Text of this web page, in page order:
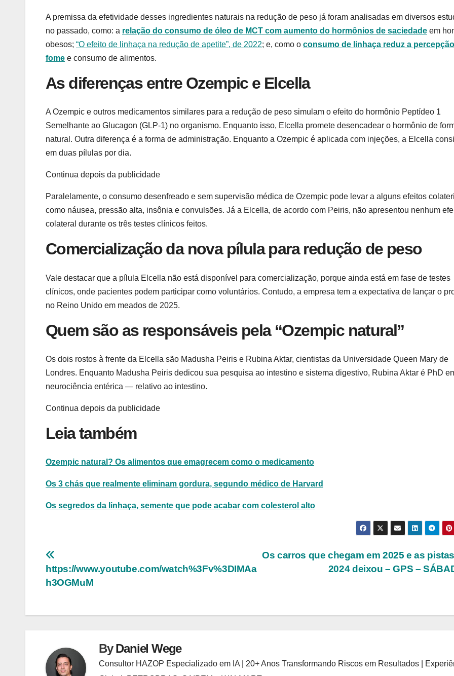
A premissa da efetividade desses ingredientes naturais na redução de peso já foram analisadas em diversos
no passado, como: a relação do consumo de óleo de MCT com aumento do hormônios de saciedade em
obesos; “O efeito de linhaça na redução de apetite”, de 2022; e, como o consumo de linhaça reduz a
fome e consumo de alimentos.
As diferenças entre Ozempic e Elcella
A Ozempic e outros medicamentos similares para a redução de peso simulam o efeito do hormônio Peptídeo 1
Semelhante ao Glucagon (GLP-1) no organismo. Enquanto isso, Elcella promete desencadear o hormônio de
natural. Outra diferença é a forma de administração. Enquanto a Ozempic é aplicada com injeções, a Elcella
em duas pílulas por dia.
Continua depois da publicidade
Paralelamente, o consumo desenfreado e sem supervisão médica de Ozempic pode levar a alguns efeitos
como náusea, pressão alta, insônia e convulsões. Já a Elcella, de acordo com Peiris, não apresentou nenhum
colateral durante os três testes clínicos feitos.
Comercialização da nova pílula para redução de peso
Vale destacar que a pílula Elcella não está disponível para comercialização, porque ainda está em fase de testes
clínicos, onde pacientes podem participar como voluntários. Contudo, a empresa tem a expectativa de lançar o
no Reino Unido em meados de 2025.
Quem são as responsáveis pela “Ozempic natural”
Os dois rostos à frente da Elcella são Madusha Peiris e Rubina Aktar, cientistas da Universidade Queen Mary de
Londres. Enquanto Madusha Peiris dedicou sua pesquisa ao intestino e sistema digestivo, Rubina Aktar é PhD
neurociência entérica — relativo ao intestino.
Continua depois da publicidade
Leia também
Ozempic natural? Os alimentos que emagrecem como o medicamento
Os 3 chás que realmente eliminam gordura, segundo médico de Harvard
Os segredos da linhaça, semente que pode acabar com colesterol alto
Navegação
de
Os carros que chegam em 2025 e as
2024 deixou – GPS –
https://www.youtube.com/watch%3Fv%3DIMAa
h3OGMuM
ByDaniel Wege
Consultor HAZOP Especializado em IA | 20+ Anos Transformando Riscos em Resultados |